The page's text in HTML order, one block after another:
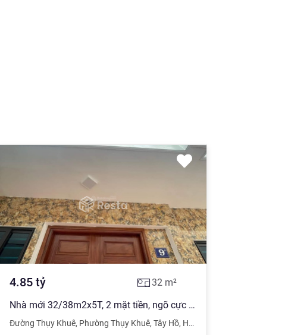
Hà Nội
4.85 tỷ 32m²
Nhà mới 32/38m2x5T, 2 mặt tiền, ngõ cực nông, rộng, Thụy Khuê, Hoàng Hoa Thám, Tây Hồ
Đường Thụy Khuê, Phường Thụy Khuê, Tây Hồ, Hà Nội